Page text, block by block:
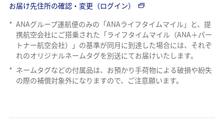
i
d
e
お届け先住所の確認・変更（ログイン）
* ANAグループ運航便のみの「ANAライフタイムマイル」と、提
携航空会社にご搭乗された「ライフタイムマイル（ANA＋パー
トナー航空会社）」の基準が同月に到達した場合には、それぞ
れのオリジナルネームタグを別送にてお届けいたします。
* ネームタグなどの付属品は、お預かり手荷物による破損や紛失
の際の補償対象外になりますので、ご注意願います。